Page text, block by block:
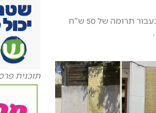
בנוסף לחלוקה במועצה ובמוסדות, עברה ענת עם רכבה וחילקה את מגילת הקלף בעבור תרומה של 50 ש"ח
תוכנית